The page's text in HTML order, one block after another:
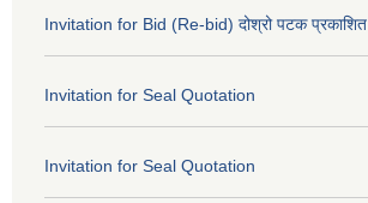
Invitation for Bid (Re-bid) दोश्रो पटक प्रकाशित
Invitation for Seal Quotation
Invitation for Seal Quotation